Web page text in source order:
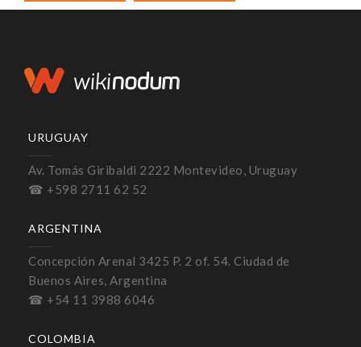
URUGUAY
Av. Tomás Giribaldi 2222 Montevideo, Uruguay
☎ +598 2711 62 52
ARGENTINA
Concepción Arenal 3425 P. 2 of. 54. Ciudad de
Buenos Aires, Argentina
☎ +54 11 3988 6046
COLOMBIA